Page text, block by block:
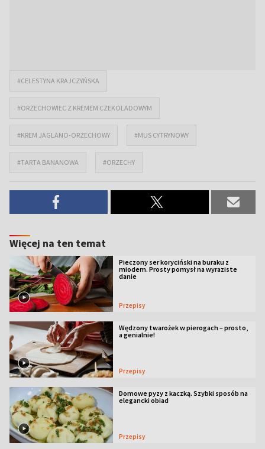
#CELESTYNA KRAJCZYŃSKA
#ORZECHOWIEC Z KREMEM CZEKOLADOWYM
#KREM JAGLANO-ORZECHOWY #MUS CYTRYNOWY
#TARTA BANANOWA #ORZECHY
Więcej na ten temat
Pieczony ser koryciński na buraku z
miodem. Prosty pomysł na wyraziste
danie
Przepisy
Wędzony twarożek w pierogach – prosto,
a genialnie!
Przepisy
Domowe pyzy z kaczką. Szybki sposób na
elegancki obiad
Przepisy